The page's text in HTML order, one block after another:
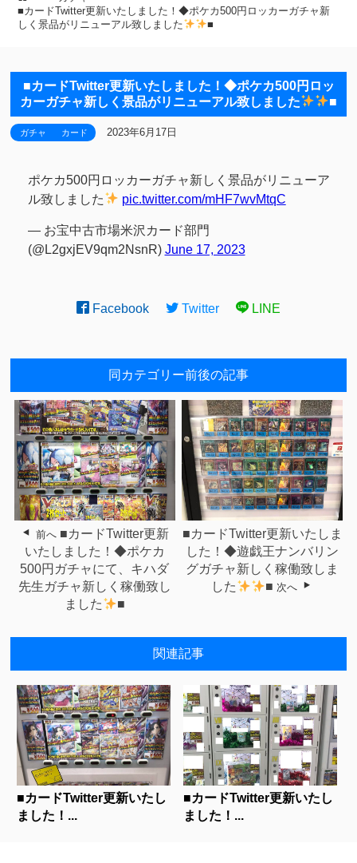
■カードTwitter更新いたしました！◆ポケカ500円ロッカーガチャ新
しく景品がリニューアル致しました
■
■カードTwitter更新いたしました！◆ポケカ500円ロッ
カーガチャ新しく景品がリニューアル致しました
■
ガチャ カード 2023年6月17日
ポケカ500円ロッカーガチャ新しく景品がリニューア
ル致しました
pic.twitter.com/mHF7wvMtqC
— お宝中古市場米沢カード部門
(@L2gxjEV9qm2NsnR) June 17, 2023
Facebook Twitter LINE
同カテゴリー前後の記事
前へ ■カードTwitter更新
いたしました！◆ポケカ
500円ガチャにて、キハダ
先生ガチャ新しく稼働致し
ました
■
■カードTwitter更新いたしま
した！◆遊戯王ナンバリン
グガチャ新しく稼働致しま
した
■ 次へ
関連記事
■カードTwitter更新いたし
ました！...
■カードTwitter更新いたし
ました！...